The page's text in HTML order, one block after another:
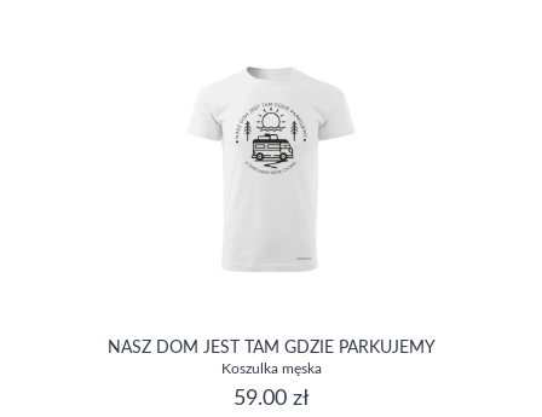
NASZ DOM JEST TAM GDZIE PARKUJEMY
Koszulka męska
59.00 zł